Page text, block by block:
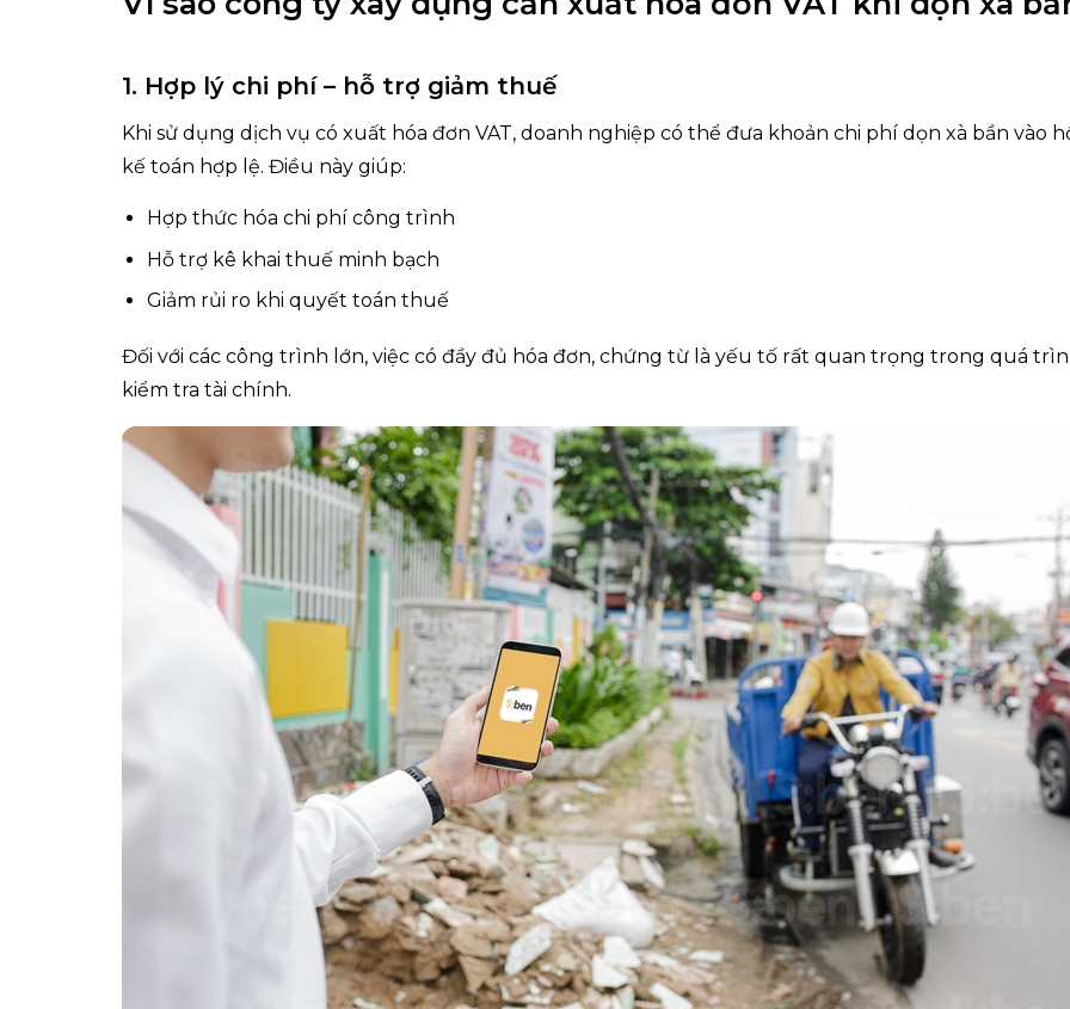
1. Hợp lý chi phí – hỗ trợ giảm thuế
Khi sử dụng dịch vụ có xuất hóa đơn VAT, doanh nghiệp có thể đưa khoản chi phí dọn xà bần vào
kế toán hợp lệ. Điều này giúp:
Hợp thức hóa chi phí công trình
Hỗ trợ kê khai thuế minh bạch
Giảm rủi ro khi quyết toán thuế
Đối với các công trình lớn, việc có đầy đủ hóa đơn, chứng từ là yếu tố rất quan trọng trong quá
kiểm tra tài chính.